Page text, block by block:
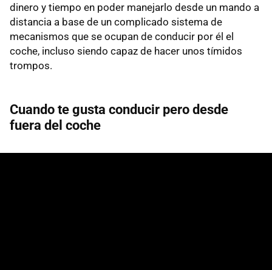
dinero y tiempo en poder manejarlo desde un mando a
distancia a base de un complicado sistema de
mecanismos que se ocupan de conducir por él el
coche, incluso siendo capaz de hacer unos tímidos
trompos.
Cuando te gusta conducir pero desde
fuera del coche